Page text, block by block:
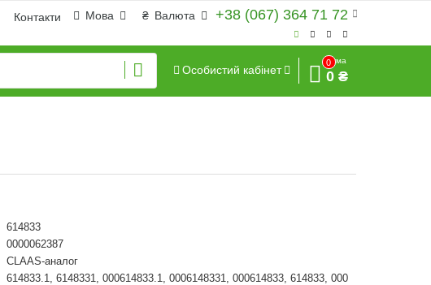
+38 (067) 364 71 72
₴ Валюта
Мова
Контакти
Особистий кабінет
0
Сума
0 ₴
614833
0000062387
CLAAS-аналог
614833.1, 6148331, 000614833.1, 0006148331, 000614833, 614833, 000